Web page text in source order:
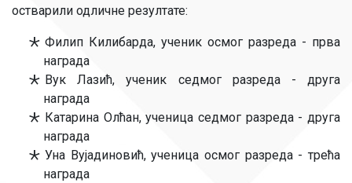
остварили одличне резултате:
Филип Килибарда, ученик осмог разреда - прва
награда
Вук Лазић, ученик седмог разреда - друга
награда
Катарина Олћан, ученица седмог разреда - друга
награда
Уна Вујадиновић, ученица осмог разреда - трећа
награда